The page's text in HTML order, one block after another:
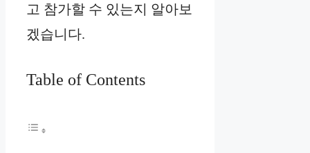
고 참가할 수 있는지 알아보
겠습니다.
Table of Contents